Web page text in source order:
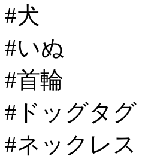
#犬
#いぬ
#首輪
#ドッグタグ
#ネックレス